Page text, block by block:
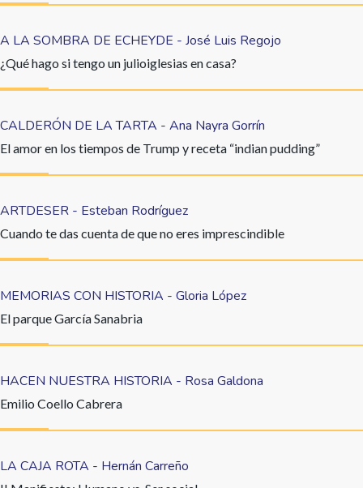
A LA SOMBRA DE ECHEYDE - José Luis Regojo
¿Qué hago si tengo un julioiglesias en casa?
CALDERÓN DE LA TARTA - Ana Nayra Gorrín
El amor en los tiempos de Trump y receta “indian pudding”
ARTDESER - Esteban Rodríguez
Cuando te das cuenta de que no eres imprescindible
MEMORIAS CON HISTORIA - Gloria López
El parque García Sanabria
HACEN NUESTRA HISTORIA - Rosa Galdona
Emilio Coello Cabrera
LA CAJA ROTA - Hernán Carreño